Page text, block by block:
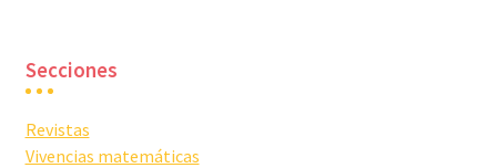
Secciones
Revistas
Vivencias matemáticas